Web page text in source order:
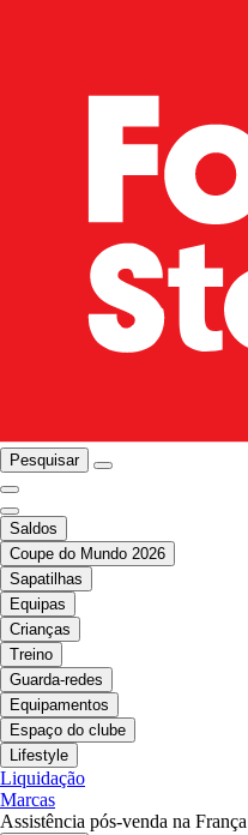
Pesquisar
Saldos
Coupe do Mundo 2026
Sapatilhas
Equipas
Crianças
Treino
Guarda-redes
Equipamentos
Espaço do clube
Lifestyle
Liquidação
Marcas
Assistência pós-venda na França